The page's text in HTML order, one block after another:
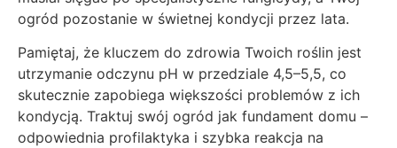
ogród pozostanie w świetnej kondycji przez lata.
Pamiętaj, że kluczem do zdrowia Twoich roślin jest
utrzymanie odczynu pH w przedziale 4,5–5,5, co
skutecznie zapobiega większości problemów z ich
kondycją. Traktuj swój ogród jak fundament domu –
odpowiednia profilaktyka i szybka reakcja na